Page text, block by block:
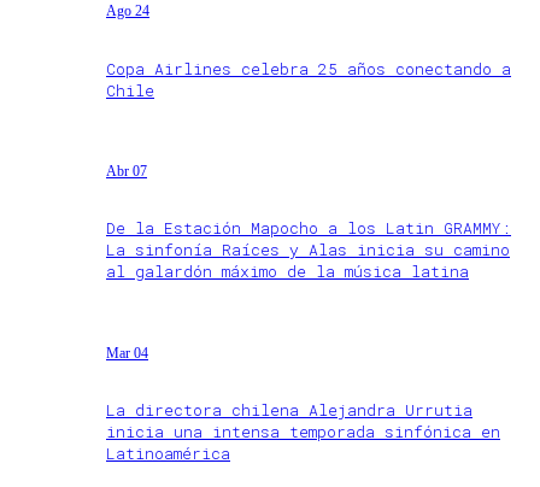
Ago 24
Copa Airlines celebra 25 años conectando a
Chile
Abr 07
De la Estación Mapocho a los Latin GRAMMY:
La sinfonía Raíces y Alas inicia su camino
al galardón máximo de la música latina
Mar 04
La directora chilena Alejandra Urrutia
inicia una intensa temporada sinfónica en
Latinoamérica